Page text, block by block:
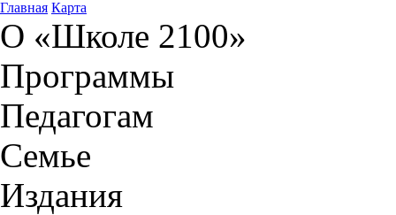
Главная Карта
О «Школе 2100»
Программы
Педагогам
Семье
Издания